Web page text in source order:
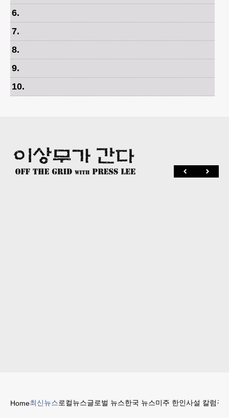
6.
7.
8.
9.
10.
Home최신뉴스로컬뉴스글로벌 뉴스한국 뉴스미주 한인사설 칼럼구